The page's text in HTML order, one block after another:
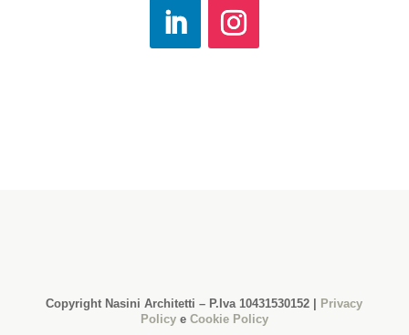
Copyright Nasini Architetti – P.Iva 10431530152 |
Privacy
Policye Cookie Policy